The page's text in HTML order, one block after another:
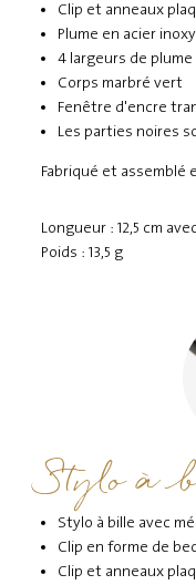
Clip et anneaux
Plume en acier
4 largeurs de plume
Corps marbré vert
Fenêtre d'encre
Les parties noires
Fabriqué et assemblé
Longueur : 12,5 cm
Poids : 13,5 g
Stylo à
Stylo à bille avec
Clip en forme de
Clip et anneaux